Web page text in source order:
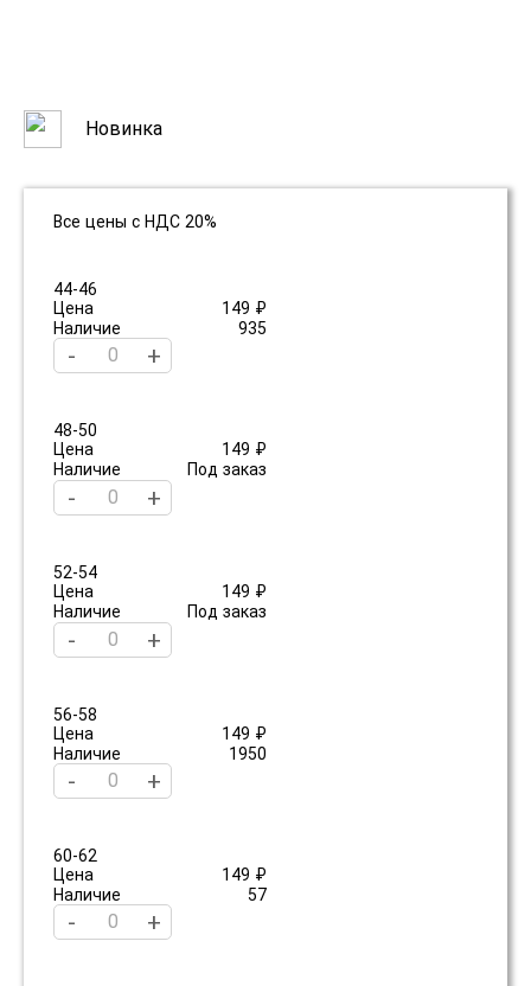
Новинка
Все цены с НДС 20%
44-46
Цена
149 ₽
Наличие
935
- +
48-50
Цена
149 ₽
Наличие
Под заказ
- +
52-54
Цена
149 ₽
Наличие
Под заказ
- +
56-58
Цена
149 ₽
Наличие
1950
- +
60-62
Цена
149 ₽
Наличие
57
- +